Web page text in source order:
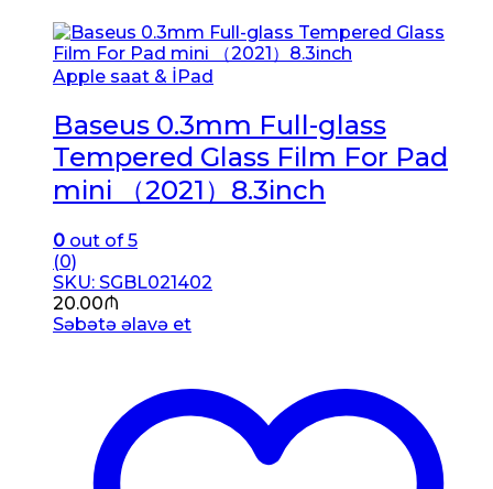
Apple saat & İPad
Baseus 0.3mm Full-glass
Tempered Glass Film For Pad
mini （2021）8.3inch
0 out of 5
(0)
SKU: SGBL021402
20.00₼
Səbətə əlavə et